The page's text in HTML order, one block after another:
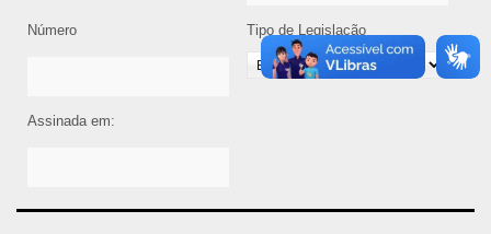
Número Tipo de Legislação
Assinada em: